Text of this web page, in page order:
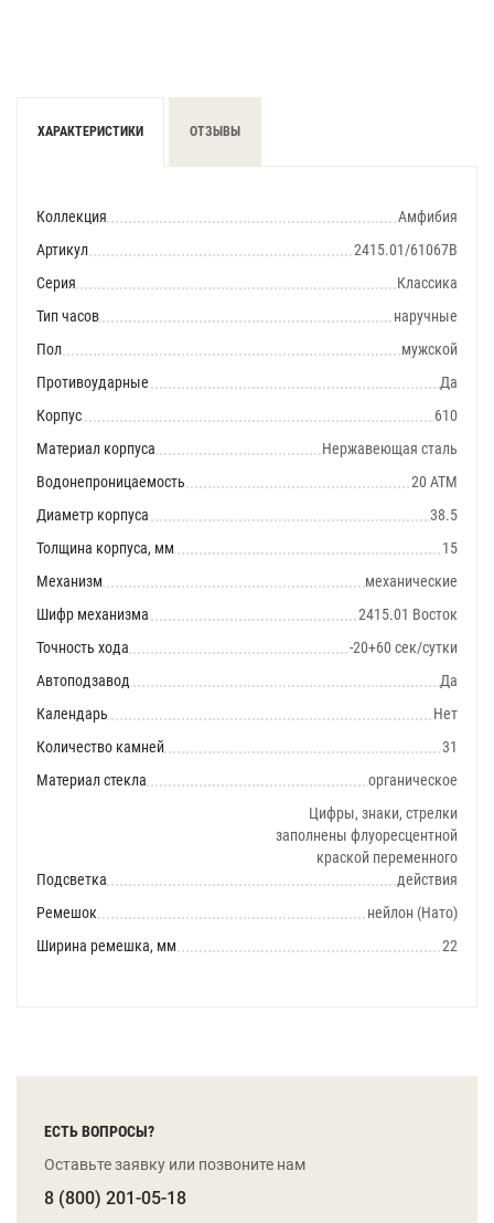
ХАРАКТЕРИСТИКИ ОТЗЫВЫ
Коллекция
Амфибия
Артикул
2415.01/61067В
Серия
Классика
Тип часов
наручные
Пол
мужской
Противоударные
Да
Корпус
610
Материал корпуса
Нержавеющая сталь
Водонепроницаемость
20 АТМ
Диаметр корпуса
38.5
Толщина корпуса, мм
15
Механизм
механические
Шифр механизма
2415.01 Восток
Точность хода
-20+60 сек/сутки
Автоподзавод
Да
Календарь
Нет
Количество камней
31
Материал стекла
органическое
Подсветка
Цифры, знаки, стрелки
заполнены флуоресцентной
краской переменного
действия
Ремешок
нейлон (Нато)
Ширина ремешка, мм
22
ЕСТЬ ВОПРОСЫ?
Оставьте заявку или позвоните нам
8 (800) 201-05-18